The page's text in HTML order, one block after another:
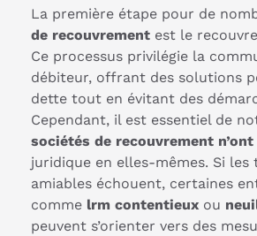
La première étape pour de
de recouvrement est le
Ce processus privilégie la
débiteur, offrant des solutions
dette tout en évitant des
Cependant, il est essentiel de
sociétés de recouvrement
juridique en elles-mêmes. Si les
amiables échouent, certaines
comme lrm contentieux ou
peuvent s’orienter vers des